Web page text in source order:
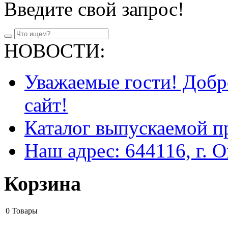
Введите свой запрос!
НОВОСТИ:
Уважаемые гости!
сайт!
Каталог выпускаемой
Наш адрес: 644116, г.
Корзина
0 Товары